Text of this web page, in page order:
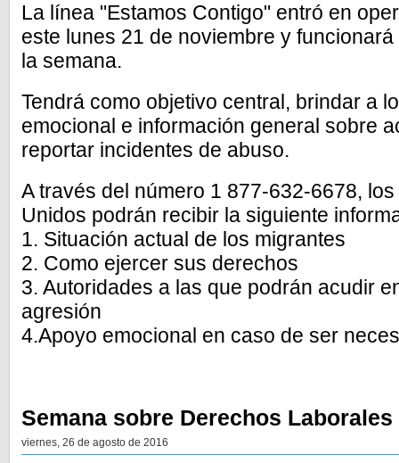
La línea "Estamos Contigo" entró en
este lunes 21 de noviembre y
la semana.
Tendrá como objetivo central, brindar a
emocional e información general sobre
reportar incidentes de abuso.
A través del número 1 877-632-6678,
Unidos podrán recibir la siguiente
1. Situación actual de los migrantes
2. Como ejercer sus derechos
3. Autoridades a las que podrán acudir
agresión
4.Apoyo emocional en caso de ser
Semana sobre Derechos
viernes, 26 de agosto de 2016